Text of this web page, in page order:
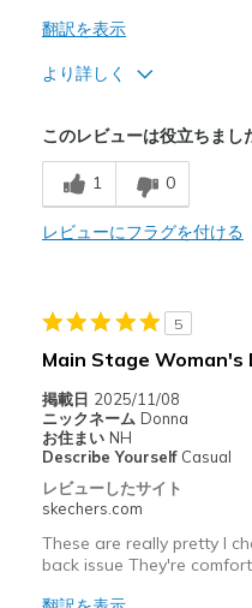
翻訳を表示
より詳しく
Breathe Well
Comfortable
Stylish
以下に最適
Casual Wear
Going Out
Special Occasions
Travel
このレビューは役立ちまし
1 0
レビューにフラグを付ける
5
Main Stage Woman's
掲載日 2025/11/08
ニックネーム Donna
お住まい NH
Describe Yourself Casual
レビューしたサイト
skechers.com
These are really pretty I
back issue They're